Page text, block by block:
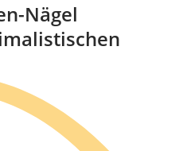
Nägel